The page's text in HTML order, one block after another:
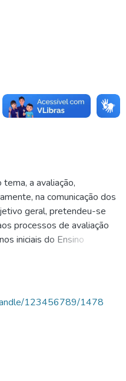
a avaliação,
na comunicação dos
geral, pretendeu-se
processos de avaliação
iniciais do Ensino
escolar e famílias, bem
se, como
qualitativa e
reflexivas, das quais
de Educação
nove professoras
Quanto ao referencial
da “literacia em
123456789/1478